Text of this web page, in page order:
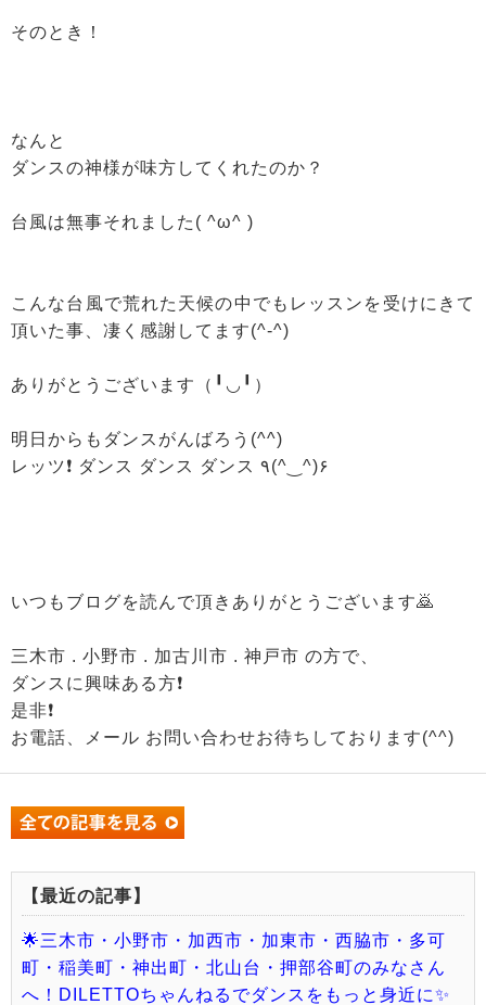
そのとき！
なんと
ダンスの神様が味方してくれたのか？
台風は無事それました( ^ω^ )
こんな台風で荒れた天候の中でもレッスンを受けにきて
頂いた事、凄く感謝してます(^-^)
ありがとうございます（╹◡╹）
明日からもダンスがんばろう(^^)
レッツ❗ ダンス ダンス ダンス ٩(^‿^)۶
いつもブログを読んで頂きありがとうございます🙇
三木市 . 小野市 . 加古川市 . 神戸市 の方で、
ダンスに興味ある方❗
是非❗
お電話、メール お問い合わせお待ちしております(^^)
【最近の記事】
🌟三木市・小野市・加西市・加東市・西脇市・多可
町・稲美町・神出町・北山台・押部谷町のみなさん
へ！DILETTOちゃんねるでダンスをもっと身近に✨